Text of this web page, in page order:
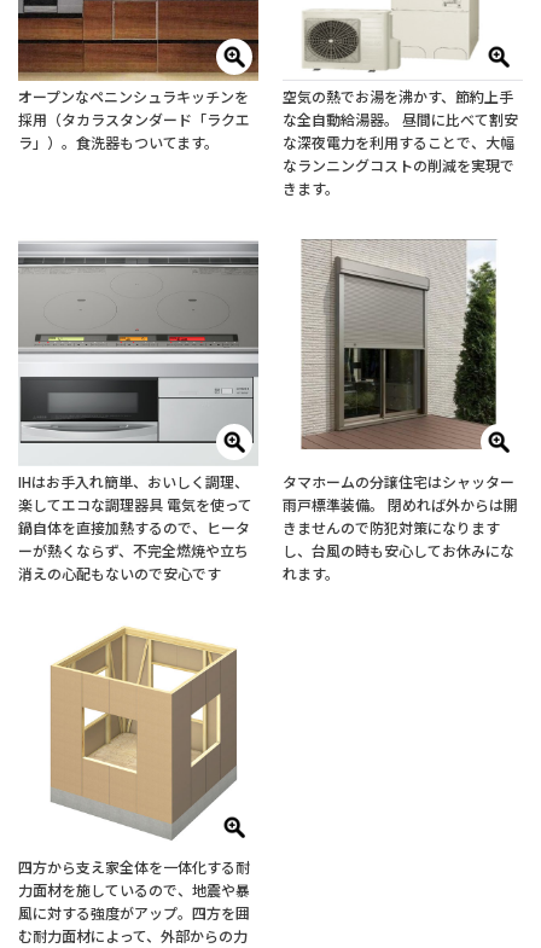
オープンなペニンシュラキッチンを
採用（タカラスタンダード「ラクエ
ラ」）。食洗器もついてます。
空気の熱でお湯を沸かす、節約上手
な全自動給湯器。 昼間に比べて割安
な深夜電力を利用することで、大幅
なランニングコストの削減を実現で
きます。
IHはお手入れ簡単、おいしく調理、
楽してエコな調理器具 電気を使って
鍋自体を直接加熱するので、ヒータ
ーが熱くならず、不完全燃焼や立ち
消えの心配もないので安心です
タマホームの分譲住宅はシャッター
雨戸標準装備。 閉めれば外からは開
きませんので防犯対策になります
し、台風の時も安心してお休みにな
れます。
四方から支え家全体を一体化する耐
力面材を施しているので、地震や暴
風に対する強度がアップ。四方を囲
む耐力面材によって、外部からの力